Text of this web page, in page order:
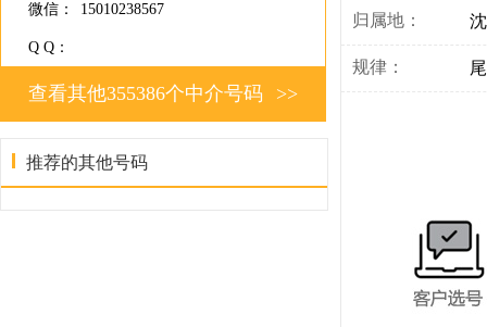
归属地：
规律：
微信： 15010238567
Q Q：
>>
查看其他355386个中介号码
推荐的其他号码